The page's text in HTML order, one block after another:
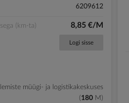
6209612
(km-ta) 8,85 €/M
Logi sisse
müügi- ja logistikakeskuses
180 M